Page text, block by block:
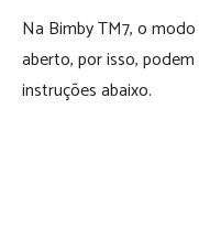
Na Bimby TM7, o
aberto, por isso,
instruções abaixo.